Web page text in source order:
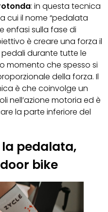
: in questa tecnica
cui il nome “pedalata
enfasi sulla fase di
è creare una forza il
durante tutte le
momento che spesso si
della forza. Il
è che coinvolge un
nell’azione motoria ed è
la parte inferiore del
pedalata,
bike